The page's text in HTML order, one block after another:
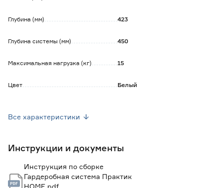
Глубина (мм) 423
Глубина системы (мм) 450
Максимальная нагрузка (кг) 15
Цвет Белый
Страна производства Россия
Вес брутто (кг)
Все характеристики
Инструкции и документы
Инструкция по сборке
Гардеробная система Практик
HOME.pdf